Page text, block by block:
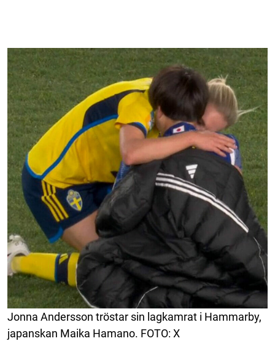
Jonna Andersson tröstar sin lagkamrat i Hammarby,
japanskan Maika Hamano. FOTO: X